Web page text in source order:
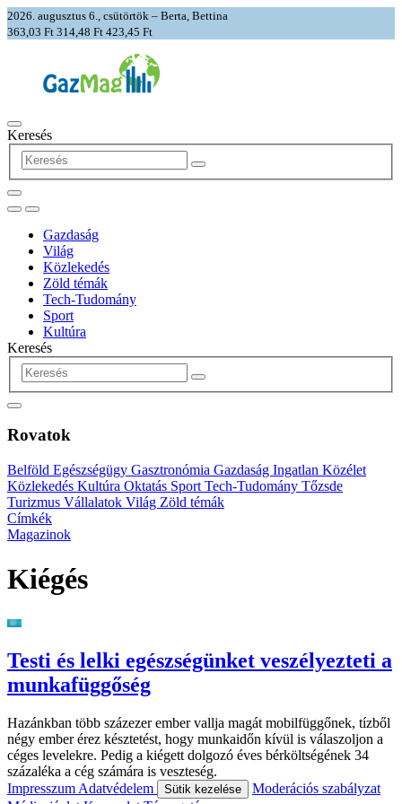
2026. augusztus 6., csütörtök – Berta, Bettina
363,03 Ft 314,48 Ft 423,45 Ft
Keresés
Gazdaság
Világ
Közlekedés
Zöld témák
Tech-Tudomány
Sport
Kultúra
Keresés
Rovatok
Belföld Egészségügy Gasztronómia Gazdaság Ingatlan Közélet
Közlekedés Kultúra Oktatás Sport Tech-Tudomány Tőzsde
Turizmus Vállalatok Világ Zöld témák
Címkék
Magazinok
Kiégés
Testi és lelki egészségünket veszélyezteti a
munkafüggőség
Hazánkban több százezer ember vallja magát mobilfüggőnek, tízből
négy ember érez késztetést, hogy munkaidőn kívül is válaszoljon a
céges levelekre. Pedig a kiégett dolgozó éves bérköltségének 34
százaléka a cég számára is veszteség.
Impresszum Adatvédelem Sütik kezelése
Moderációs szabályzat